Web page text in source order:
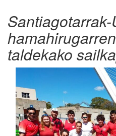
taldekako